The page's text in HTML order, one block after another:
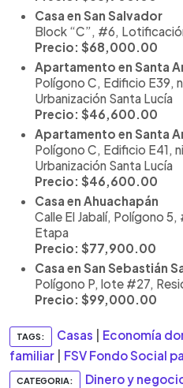
Casa en San Salvador
Block “C”, #6,
Precio: $68,000.00
Apartamento en Santa
Polígono C, Edificio E39,
Urbanización Santa Lucía
Precio: $46,600.00
Apartamento en Santa
Polígono C, Edificio E41,
Urbanización Santa Lucía
Precio: $46,600.00
Casa en Ahuachapán
Calle El Jabalí, Polígono
Etapa
Precio: $77,900.00
Casa en San Sebastián
Polígono P, lote #27,
Precio: $99,000.00
TAGS: Casas Economía
familiar
FSV Fondo Social
CATEGORIA: Dinero y